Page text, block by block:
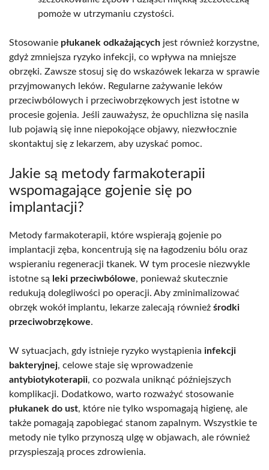
pomoże w utrzymaniu czystości.
Stosowanie płukanek odkażających jest również korzystne,
gdyż zmniejsza ryzyko infekcji, co wpływa na mniejsze
obrzęki. Zawsze stosuj się do wskazówek lekarza w sprawie
przyjmowanych leków. Regularne zażywanie leków
przeciwbólowych i przeciwobrzękowych jest istotne w
procesie gojenia. Jeśli zauważysz, że opuchlizna się nasila
lub pojawią się inne niepokojące objawy, niezwłocznie
skontaktuj się z lekarzem, aby uzyskać pomoc.
Jakie są metody farmakoterapii
wspomagające gojenie się po
implantacji?
Metody farmakoterapii, które wspierają gojenie po
implantacji zęba, koncentrują się na łagodzeniu bólu oraz
wspieraniu regeneracji tkanek. W tym procesie niezwykle
istotne są leki przeciwbólowe, ponieważ skutecznie
redukują dolegliwości po operacji. Aby zminimalizować
obrzęk wokół implantu, lekarze zalecają również środki
przeciwobrzękowe.
W sytuacjach, gdy istnieje ryzyko wystąpienia infekcji
bakteryjnej, celowe staje się wprowadzenie
antybiotykoterapii, co pozwala uniknąć późniejszych
komplikacji. Dodatkowo, warto rozważyć stosowanie
płukanek do ust, które nie tylko wspomagają higienę, ale
także pomagają zapobiegać stanom zapalnym. Wszystkie te
metody nie tylko przynoszą ulgę w objawach, ale również
przyspieszają proces zdrowienia.